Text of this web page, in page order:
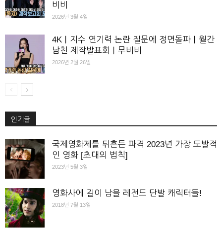
비비
2026년 3월 4일
4K｜지수 연기력 논란 질문에 정면돌파｜월간
남친 제작발표회｜무비비
2026년 2월 26일
인기글
국제영화제를 뒤흔든 파격 2023년 가장 도발적
인 영화 [초대의 법칙]
2023년 5월 3일
영화사에 길이 남을 레전드 단발 캐릭터들!
2018년 7월 13일